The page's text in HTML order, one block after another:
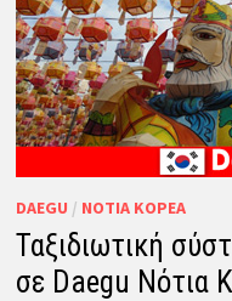
DAEGU / ΝΌΤΙΑ ΚΟΡΈΑ
Ταξιδιωτική
σε Daegu Νότια